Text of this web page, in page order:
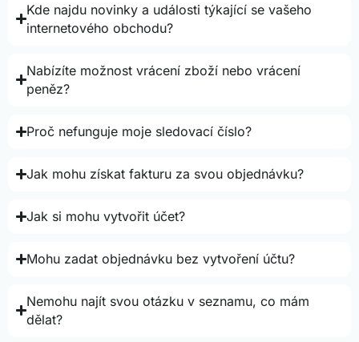
Kde najdu novinky a události týkající se vašeho
internetového obchodu?
Nabízíte možnost vrácení zboží nebo vrácení
peněz?
Proč nefunguje moje sledovací číslo?
Jak mohu získat fakturu za svou objednávku?
Jak si mohu vytvořit účet?
Mohu zadat objednávku bez vytvoření účtu?
Nemohu najít svou otázku v seznamu, co mám
dělat?